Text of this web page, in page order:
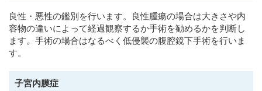
良性・悪性の鑑別を行います。良性腫瘍の場合は大きさや内
容物の違いによって経過観察するか手術を勧めるかを判断し
ます。手術の場合はなるべく低侵襲の腹腔鏡下手術を行いま
す。
子宮内膜症